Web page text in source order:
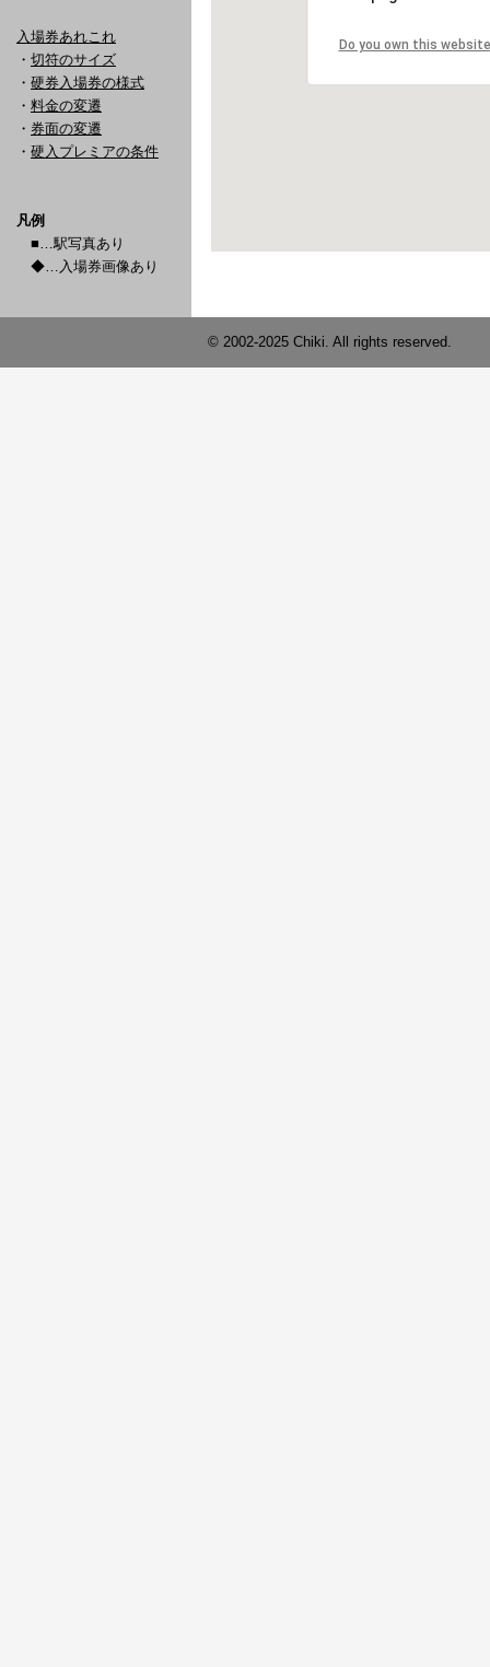
入場券あれこれ
・ 切符のサイズ
・ 硬券入場券の様式
・ 料金の変遷
・ 券面の変遷
・ 硬入プレミアの条件
凡例
■…駅写真あり
◆…入場券画像あり
© 2002-2025 Chiki. All rights reserved.